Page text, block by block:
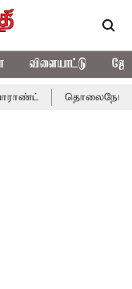
விளையாட்டு
தொலைநோக்கு